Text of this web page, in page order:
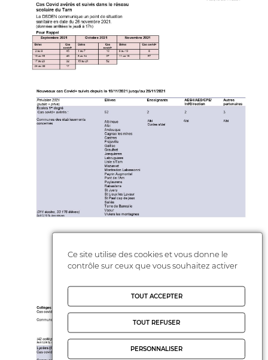
Ce site utilise des cookies et vous donne le
contrôle sur ceux que vous souhaitez activer
TOUT ACCEPTER
TOUT REFUSER
PERSONNALISER